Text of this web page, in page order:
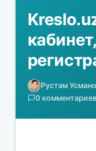
Рустам
0 комментариев